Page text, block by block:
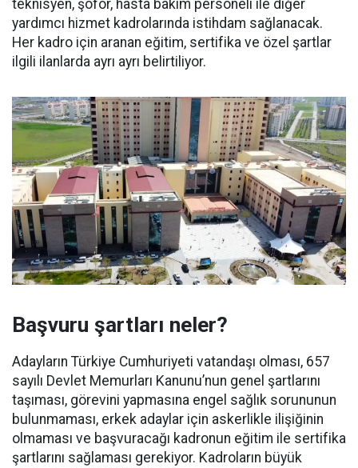
teknisyen, şoför, hasta bakım personeli ile diğer
yardımcı hizmet kadrolarında istihdam sağlanacak.
Her kadro için aranan eğitim, sertifika ve özel şartlar
ilgili ilanlarda ayrı ayrı belirtiliyor.
Başvuru şartları neler?
Adayların Türkiye Cumhuriyeti vatandaşı olması, 657
sayılı Devlet Memurları Kanunu’nun genel şartlarını
taşıması, görevini yapmasına engel sağlık sorununun
bulunmaması, erkek adaylar için askerlikle ilişiğinin
olmaması ve başvuracağı kadronun eğitim ile sertifika
şartlarını sağlaması gerekiyor. Kadroların büyük